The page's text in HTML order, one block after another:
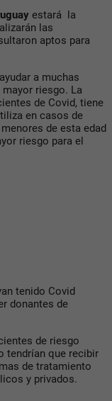
estará la
las
aptos para
a muchas
riesgo. La
de Covid, tiene
en casos de
de esta edad
riesgo para el
tenido Covid
donantes de
de riesgo
tendrían que recibir
de tratamiento
y privados.